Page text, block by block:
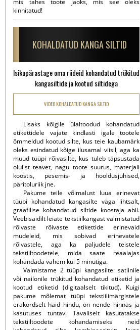
mis tahes toote jaoks, mis see oleks
kinnitatud!
KOHALDATUD KANGA SILTID
Isikupärastage oma riideid kohandatud trükitud
kangasiltide ja kootud siltidega
VIDEO KOHALDATUD KANGA SILTID
Lisaks kõigile ülaltoodud kohandatud
etikettidele vajate kindlasti igale tootele
õmmeldud kootud silte, kus teie kaubamärk
oleks esindatud kõige ilusamal viisil, aga ka
muud tüüpi rõivasilte, kus tuleb täpsustada
olulist teavet, nagu toote suurus, materjali
koostis, pesemis- ja hooldusjuhised,
päritoluriik jne.
Pakume teile võimalust luua erinevat
tüüpi kohandatud kangasilte väga lihtsalt,
graafilise kohandatud siltide koostaja abil.
Veebisaidilt leiate tekstiilkangast valmistatud
rõivaste rõivaste etikettide erinevaid
mudeleid, mis sobivad erinevatele
rõivastele, aga ka paljudele teistele
tekstiiltoodetele, mida saate reaalajas
kohandada vähem kui 5 minutiga.
Valmistame 2 tüüpi kangasilte: satiinile
või nailonile trükitud kohandatud etiketid ja
kootud etiketid (digitaalselt tikitud). Kuigi
pakume mõlemat tüüpi tekstiilimärgistele
erakordselt häid hindu, on nende hinnas ja
kasutuses tuntav. Tavaliselt kasutatakse
tekstiiltoodete kohandamiseks neid